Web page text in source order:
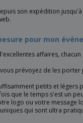
son expédition
pour mon
affaires,
prévoyez de les
petits et
que le temps s'est un
logo ou votre message
qui sont ultra